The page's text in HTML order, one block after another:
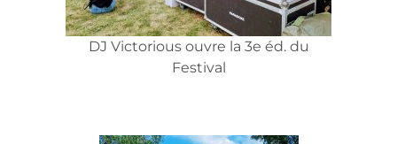
DJ Victorious ouvre la 3e éd. du
Festival